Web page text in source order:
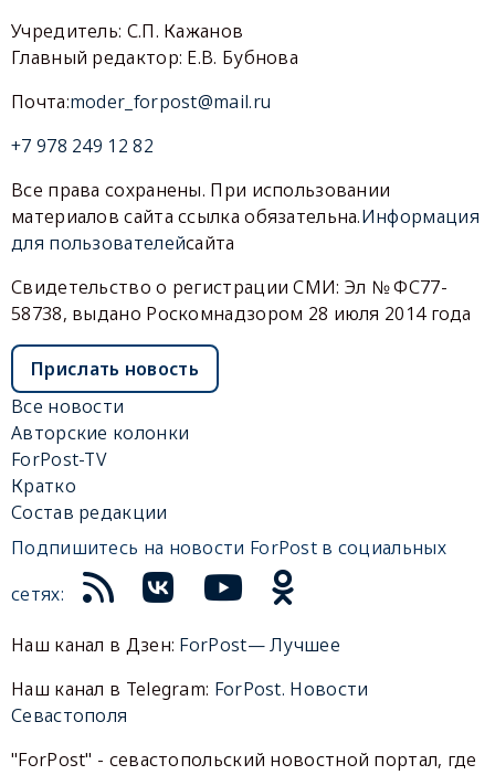
Учредитель: С.П. Кажанов
Главный редактор: Е.В. Бубнова
Почта:moder_forpost@mail.ru
+7 978 249 12 82
Все права сохранены. При использовании
материалов сайта ссылка обязательна.Информация
для пользователейсайта
Свидетельство о регистрации СМИ: Эл № ФС77-
58738, выдано Роскомнадзором 28 июля 2014 года
Прислать новость
Все новости
Авторские колонки
ForPost-TV
Кратко
Состав редакции
Подпишитесь на новости ForPost в социальных
сетях:
Наш канал в Дзен: ForPost— Лучшее
Наш канал в Telegram: ForPost. Новости
Севастополя
"ForPost" - севастопольский новостной портал, где